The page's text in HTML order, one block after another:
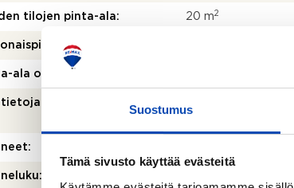
Suostumus
Tämä sivusto käyttää evästeitä
tilojen pinta-ala: 20 m2
ala:
ala on tarkistusmitattu:
pinta-alasta:
Pinta-alat on